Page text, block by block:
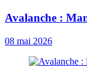
Avalanche :
08 mai 2026